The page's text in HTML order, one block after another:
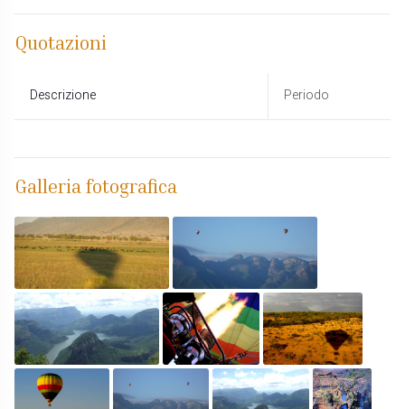
Quotazioni
Descrizione Periodo
Galleria fotografica